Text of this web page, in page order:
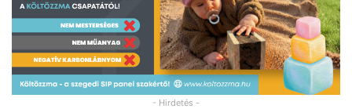
- Hirdetés -